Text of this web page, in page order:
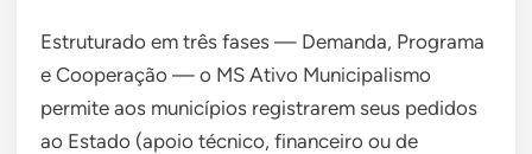
Estruturado em três fases — Demanda, Programa
e Cooperação — o MS Ativo Municipalismo
permite aos municípios registrarem seus pedidos
ao Estado (apoio técnico, financeiro ou de